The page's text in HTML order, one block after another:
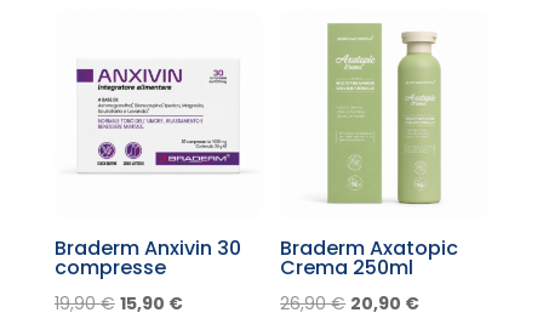
28,90 €.
24,90 €.
era:
22,00 €.
è:
18,00 €.
Braderm Anxivin 30
compresse
19,90€ Il
15,90 €Il
Braderm Axatopic
Crema 250ml
26,90€ Il
20,90 €Il